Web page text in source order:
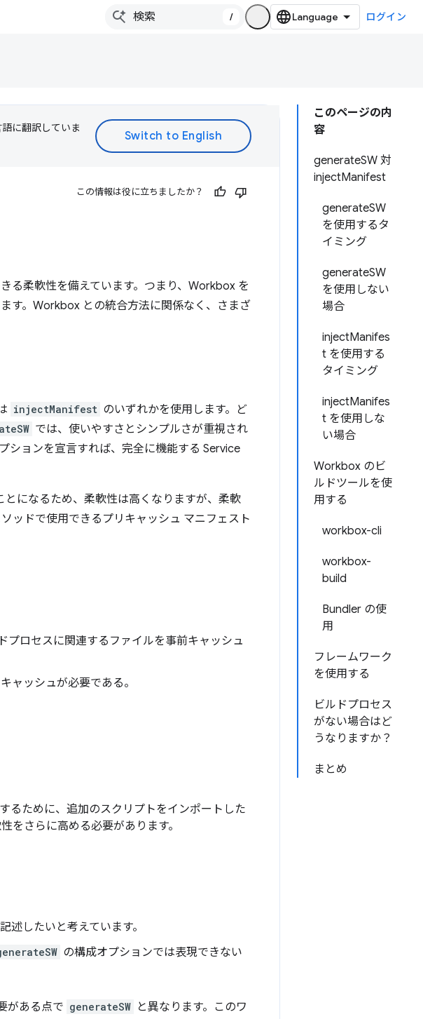
/ ログイン
このページの内
容
generateSW 対
injectManifest
generateSW
を使用するタ
イミング
generateSW
を使用しない
場合
injectManifes
t を使用する
タイミング
injectManifes
t を使用しな
い場合
Workbox のビ
ルドツールを使
用する
workbox-cli
workbox-
build
Bundler の使
用
フレームワーク
を使用する
ビルドプロセス
がない場合はど
うなりますか？
まとめ
に翻訳していま
この情報は役に立ちましたか？
る柔軟性を備えています。つまり、Workbox を
す。Workbox との統合方法に関係なく、さまざ
injectManifest のいずれかを使用します。ど
では、使いやすさとシンプルさが重視され
ションを宣言すれば、完全に機能する Service
になるため、柔軟性は高くなりますが、柔軟
ッドで使用できるプリキャッシュ マニフェスト
プロセスに関連するファイルを事前キャッシュ
ャッシュが必要である。
るために、追加のスクリプトをインポートした
をさらに高める必要があります。
したいと考えています。
の構成オプションでは表現できない
がある点で generateSW と異なります。このワ